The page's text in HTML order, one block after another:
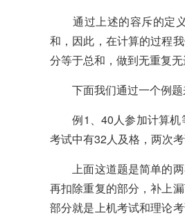
通过上述的容斥的定义
和，因此，在计算的过程
分等于总和，做到无重复无
下面我们通过一个例题
例1、40人参加计算机
考试中有32人及格，两次
上面这道题是简单的两
再扣除重复的部分，补上
部分就是上机考试和理论